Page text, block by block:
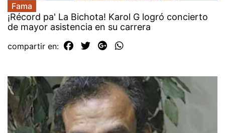
Fama
¡Récord pa' La Bichota! Karol G logró concierto
de mayor asistencia en su carrera
compartir en: